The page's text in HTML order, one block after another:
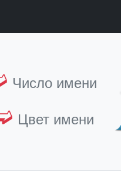
Число имени
Цвет имени